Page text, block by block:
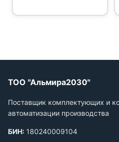
ТОО "Альмира2030"
Поставщик комплектующих и
автоматизации производства
БИН: 180240009104